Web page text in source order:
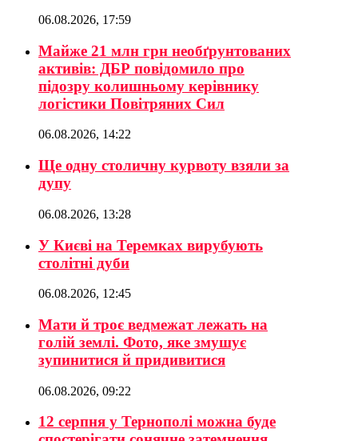
06.08.2026, 17:59
Майже 21 млн грн необґрунтованих
активів: ДБР повідомило про
підозру колишньому керівнику
логістики Повітряних Сил
06.08.2026, 14:22
Ще одну столичну курвоту взяли за
дупу
06.08.2026, 13:28
У Києві на Теремках вирубують
столітні дуби
06.08.2026, 12:45
Мати й троє ведмежат лежать на
голій землі. Фото, яке змушує
зупинитися й придивитися
06.08.2026, 09:22
12 серпня у Тернополі можна буде